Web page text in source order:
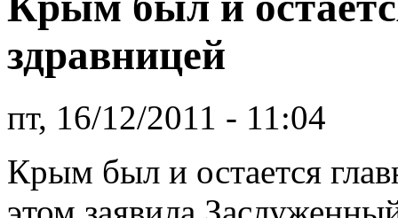
здравницей
пт, 16/12/2011 - 11:04
Крым был и остается